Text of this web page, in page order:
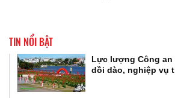
TIN NỔI BẬT
Lực lượng Công an
dồi dào, nghiệp vụ